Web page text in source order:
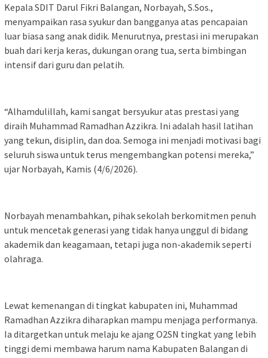
Kepala SDIT Darul Fikri Balangan, Norbayah, S.Sos.,
menyampaikan rasa syukur dan bangganya atas pencapaian
luar biasa sang anak didik. Menurutnya, prestasi ini merupakan
buah dari kerja keras, dukungan orang tua, serta bimbingan
intensif dari guru dan pelatih.
“Alhamdulillah, kami sangat bersyukur atas prestasi yang
diraih Muhammad Ramadhan Azzikra. Ini adalah hasil latihan
yang tekun, disiplin, dan doa. Semoga ini menjadi motivasi bagi
seluruh siswa untuk terus mengembangkan potensi mereka,”
ujar Norbayah, Kamis (4/6/2026).
Norbayah menambahkan, pihak sekolah berkomitmen penuh
untuk mencetak generasi yang tidak hanya unggul di bidang
akademik dan keagamaan, tetapi juga non-akademik seperti
olahraga.
Lewat kemenangan di tingkat kabupaten ini, Muhammad
Ramadhan Azzikra diharapkan mampu menjaga performanya.
Ia ditargetkan untuk melaju ke ajang O2SN tingkat yang lebih
tinggi demi membawa harum nama Kabupaten Balangan di